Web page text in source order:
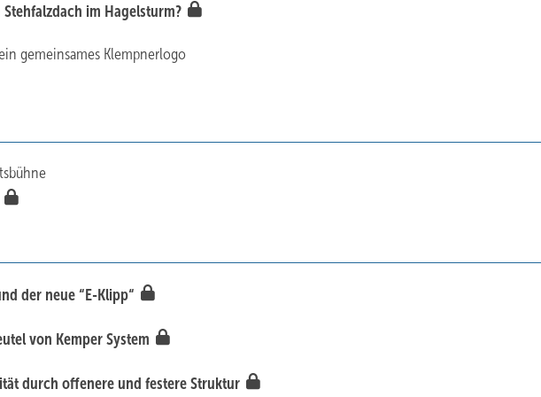
im Hagelsturm?
gemeinsames Klempnerlogo
der neue “E-Klipp“
von Kemper System
durch offenere und festere Struktur